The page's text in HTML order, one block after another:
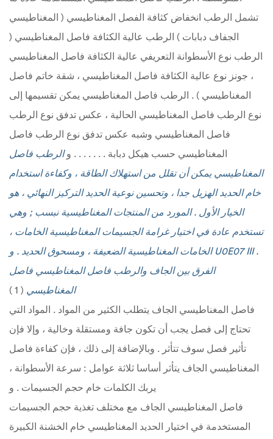
تشمل الرطب انخفاض كثافة الفصل المغناطيسي ( المغناطيسي
الجفاف دبابات ) الرطب عالية الكثافة فاصل المغناطيسي (
الرطب نوع الأسطوانة التعريفي عالية الكثافة فاصل المغناطيسي
، جونز نوع عالية الكثافة فاصل المغناطيسي ، شقة خاتم فاصل
المغناطيسي ) . الرطب فاصل المغناطيسي يمكن تقسيمها إلى
نوع الرطب فاصل المغناطيسي الحالية ، عكس تدفق نوع الرطب
فاصل المغناطيسي وشبه عكس تدفق نوع الرطب فاصل
المغناطيسي حسب هيكل دبابة . . . . . . . والرطب فاصل
المغناطيسي يمكن أن تقلل من استهلاك الطاقة ، وكفاءة استخدام
خام الحديد الهزيل جدا ، وتحسين نوعية الحديد التركيز النهائي ، هو
الخيار الأول . المورد من المنتجات المغناطيسية نبسب ; وهي
تستخدم عادة في اختيار غرامة الجسيمات المغناطيسية الخامات ،
الخامات المغناطيسية الضعيفة ، ومسحوق الحديد . و U0E07 III .
الفرق بين الجاف والرطب فاصل المغناطيسي فاصل
المغناطيسي ( 1 )
فاصل المغناطيسي الجاف يتطلب الكثير من المواد . المواد التي
تحتاج إلى فصل يجب أن تكون جافة ومستقلة وخالية ، وإلا فإن
تأثير فصل سوف تتأثر . وبالإضافة إلى ذلك ، فإن كفاءة فاصل
المغناطيسي الجاف يتأثر أساسا ثلاثة عوامل : سرعة الأسطوانة ،
يربك الكلمات خام حجم الجسيمات . و
فاصل المغناطيسي الجاف مع مختلف تغذية حجم الجسيمات
المستخدمة في اختيار الحديد المغناطيسي خام الخشنة الكبيرة